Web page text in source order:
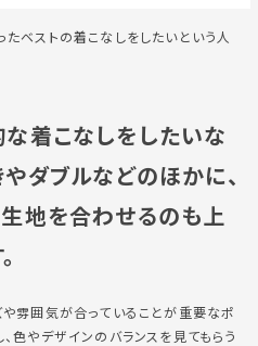
たベストの着こなしをしたいという人
着こなしをしたいな
やダブルなどのほかに、
地を合わせるのも上
や雰囲気が合っていることが重要なポ
色やデザインのバランスを見てもらう